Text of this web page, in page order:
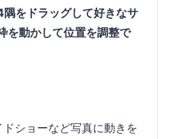
隅をドラッグして好きなサ
を動かして位置を調整で
ドショーなど写真に動きを